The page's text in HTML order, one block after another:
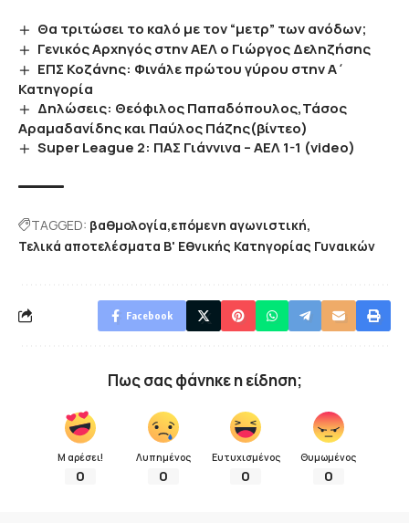
Θα τριτώσει το καλό με τον “μετρ” των ανόδων;
Γενικός Αρχηγός στην ΑΕΛ ο Γιώργος Δεληζήσης
ΕΠΣ Κοζάνης: Φινάλε πρώτου γύρου στην Α΄
Κατηγορία
Δηλώσεις: Θεόφιλος Παπαδόπουλος,Τάσος
Αραμαδανίδης και Παύλος Πάζης(βίντεο)
Super League 2: ΠΑΣ Γιάννινα – ΑΕΛ 1-1 (video)
TAGGED: βαθμολογία επόμενη αγωνιστική
Τελικά αποτελέσματα Β' Εθνικής Κατηγορίας Γυναικών
Facebook
Πως σας φάνηκε η είδηση;
Μ αρέσει!
0
Λυπημένος
0
Ευτυχισμένος
0
Θυμωμένος
0